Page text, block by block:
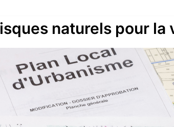
naturels pour